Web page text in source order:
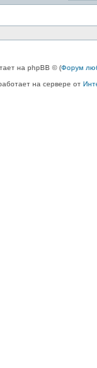
на phpBB © (Форум
на сервере от